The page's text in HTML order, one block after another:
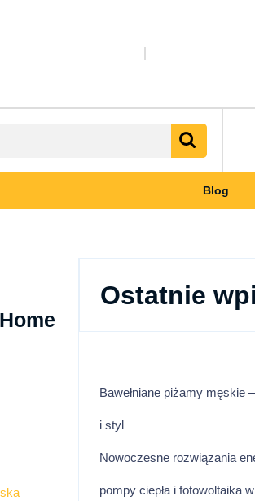
Blog
Ostatnie
Bawełniane piżamy męskie
i styl
Nowoczesne rozwiązania
pompy ciepła i fotowoltaika